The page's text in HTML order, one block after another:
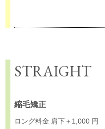
STRAIGHT
縮毛矯正
ロング料金 肩下＋1,000 円